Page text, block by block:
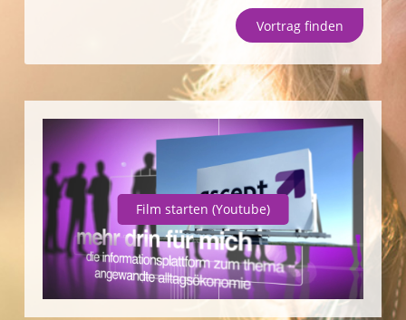
Unternehmen
SparpotenzialCheck Vortrag finden
Vortrag finden
Film starten (Youtube)